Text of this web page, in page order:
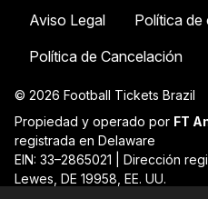
Aviso Legal
Política de
Política de Cancelación
© 2026 Football Tickets Brazil
Propiedad y operado por FT
registrada en Delaware
EIN: 33–2865021 | Dirección
Lewes, DE 19958, EE. UU.